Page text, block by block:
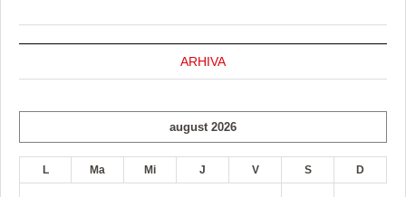
ARHIVA
august 2026
L Ma Mi J V S D